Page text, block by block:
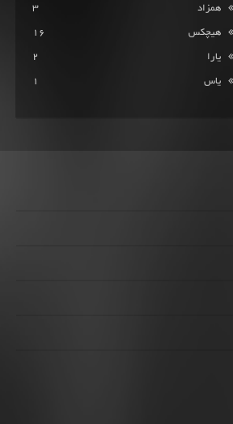
همزاد 3
هیچکس 16
یارا 2
یاس 1